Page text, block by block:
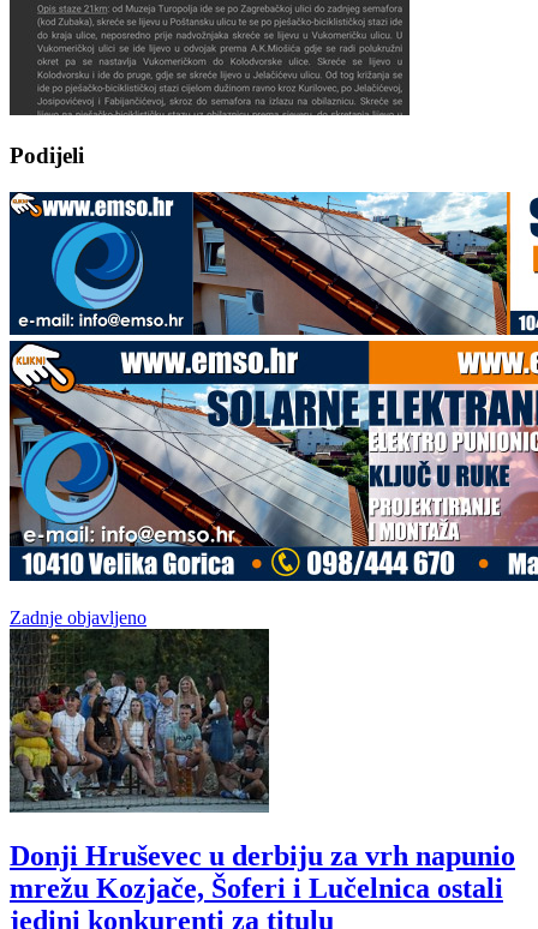
Podijeli
Zadnje objavljeno
Donji Hruševec u derbiju za vrh napunio
mrežu Kozjače, Šoferi i Lučelnica ostali
jedini konkurenti za titulu